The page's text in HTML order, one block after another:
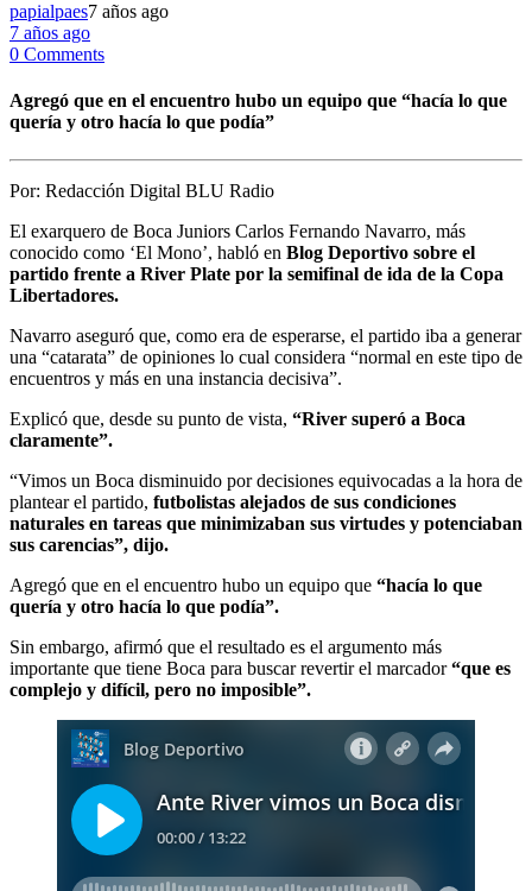
papialpaes7 años ago
7 años ago
0 Comments
Agregó que en el encuentro hubo un equipo que “hacía lo que
quería y otro hacía lo que podía”
Por: Redacción Digital BLU Radio
El exarquero de Boca Juniors Carlos Fernando Navarro, más
conocido como ‘El Mono’, habló en Blog Deportivo sobre el
partido frente a River Plate por la semifinal de ida de la Copa
Libertadores.
Navarro aseguró que, como era de esperarse, el partido iba a generar
una “catarata” de opiniones lo cual considera “normal en este tipo de
encuentros y más en una instancia decisiva”.
Explicó que, desde su punto de vista, “River superó a Boca
claramente”.
“Vimos un Boca disminuido por decisiones equivocadas a la hora de
plantear el partido, futbolistas alejados de sus condiciones
naturales en tareas que minimizaban sus virtudes y potenciaban
sus carencias”, dijo.
Agregó que en el encuentro hubo un equipo que “hacía lo que
quería y otro hacía lo que podía”.
Sin embargo, afirmó que el resultado es el argumento más
importante que tiene Boca para buscar revertir el marcador“que es
complejo y difícil, pero no imposible”.